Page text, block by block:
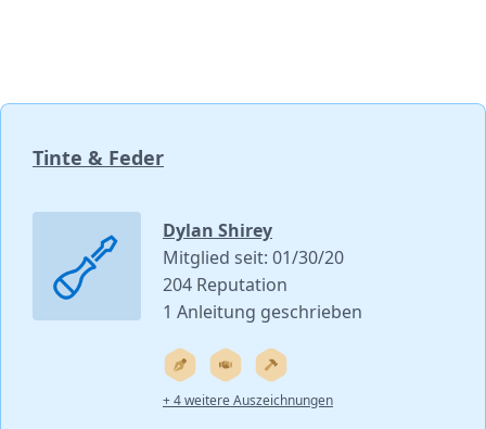
Tinte & Feder
Dylan Shirey
Mitglied seit: 01/30/20
204 Reputation
1 Anleitung geschrieben
+ 4 weitere Auszeichnungen